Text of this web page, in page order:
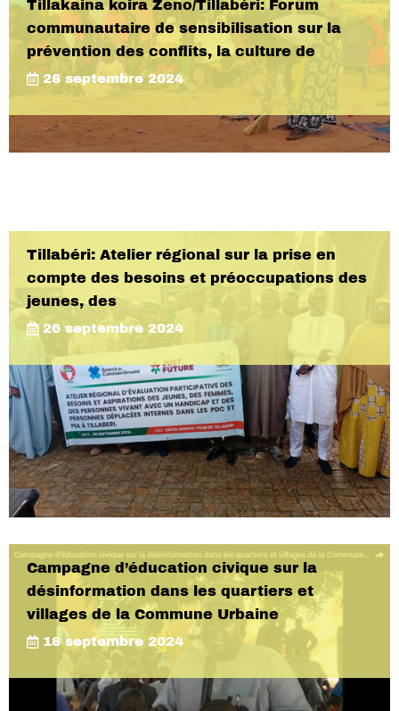
Tillakaina koira Zeno/Tillabéri: Forum
communautaire de sensibilisation sur la
prévention des conflits, la culture de
28 septembre 2024
Tillabéri: Atelier régional sur la prise en
compte des besoins et préoccupations des
jeunes, des
26 septembre 2024
Campagne d’éducation civique sur la
désinformation dans les quartiers et
villages de la Commune Urbaine
18 septembre 2024